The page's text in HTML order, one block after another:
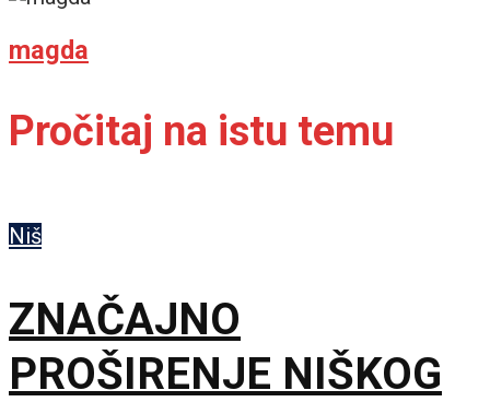
magda
Pročitaj na istu temu
Niš
ZNAČAJNO
PROŠIRENJE NIŠKOG